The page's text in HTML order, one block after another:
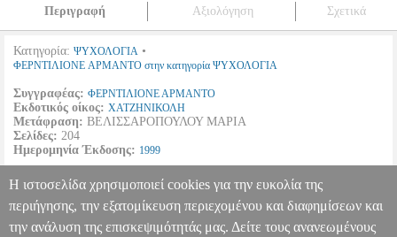
Περιγραφή Αξιολόγηση Σχετικά
Κατηγορία: ΨΥΧΟΛΟΓΙΑ •
ΦΕΡΝΤΙΛΙΟΝΕ ΑΡΜΑΝΤΟ στην κατηγορία ΨΥΧΟΛΟΓΙΑ
Συγγραφέας: ΦΕΡΝΤΙΛΙΟΝΕ ΑΡΜΑΝΤΟ
Εκδοτικός οίκος: ΧΑΤΖΗΝΙΚΟΛΗ
Μετάφραση: ΒΕΛΙΣΣΑΡΟΠΟΥΛΟΥ ΜΑΡΙΑ
Σελίδες: 204
Ημερομηνία Έκδοσης: 1999
Το διεθνές συνέδριο σημειωτικής και ψυχανάλυσης, Μιλάνο, 25-28
Νοεμβρίου 1975.
ΣΕΞΟΥΑΛΙΚΟΤΗΤΑ ΚΑΙ ΠΟΛΙΤΙΚΗ BKS.0035264
Η ιστοσελίδα χρησιμοποιεί cookies για την ευκολία της
περιήγησης, την εξατομίκευση περιεχομένου και διαφημίσεων και
την ανάλυση της επισκεψιμότητάς μας. Δείτε τους ανανεωμένους